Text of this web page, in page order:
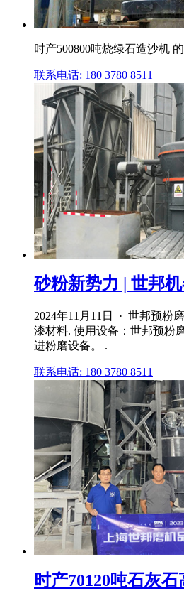
时产500800吨烧绿石造沙机
联系电话: 180 3780 8511
砂粉新势力 | 世邦
2024年11月11日 · 世邦预粉
漆材料. 使用设备：世邦预粉
进粉磨设备。 .
联系电话: 180 3780 8511
时产70120吨石灰